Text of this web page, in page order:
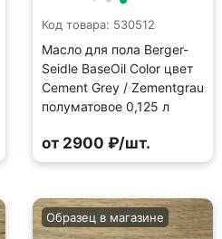
Код товара: 530512
Масло для пола Berger-
Seidle BaseOil Color цвет
Cement Grey / Zementgrau
полуматовое 0,125 л
от 2900 ₽/шт.
Образец в магазине